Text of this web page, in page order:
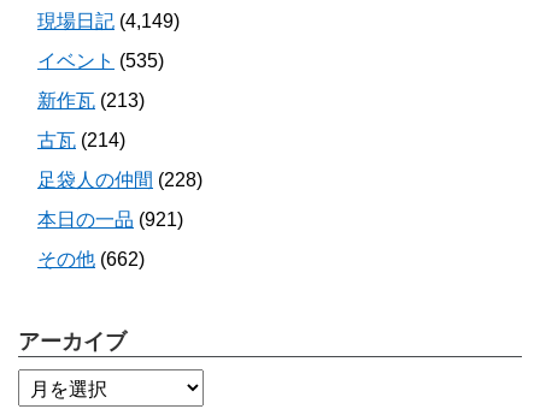
現場日記 (4,149)
イベント (535)
新作瓦 (213)
古瓦 (214)
足袋人の仲間 (228)
本日の一品 (921)
その他 (662)
アーカイブ